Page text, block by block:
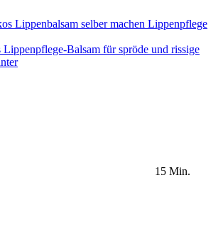
Balsam für spröde und rissige
15 Min.